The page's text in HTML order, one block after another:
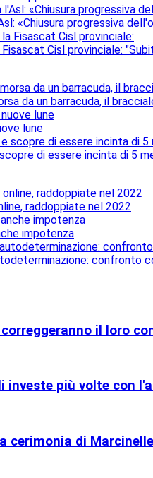
«Chiusura progressiva
Cisl provinciale:
da un barracuda, il
lune
di essere incinta di 5
raddoppiate nel 2022
impotenza
confronto
correggeranno il loro
investe più volte con
cerimonia di